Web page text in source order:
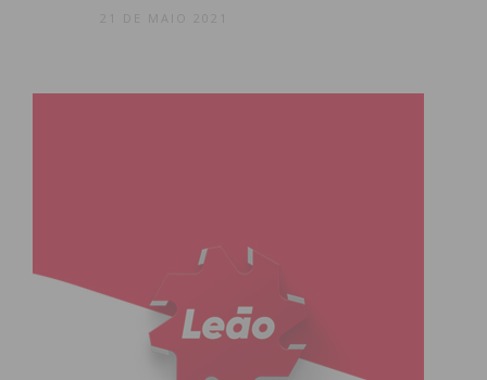
21 DE MAIO 2021